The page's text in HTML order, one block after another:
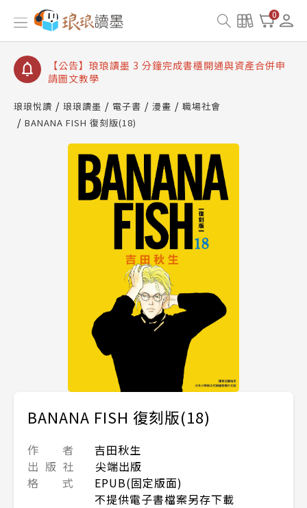
0
【公告】琅琅讀墨數位閱讀資產合併與書櫃開通申請
【公告】琅琅讀墨書櫃開通常見問題
【公告】琅琅讀墨 3 分鐘完成書櫃開通與資產合併申
請圖文教學
查詢
【公告】琅琅讀墨數位閱讀資產合併與書櫃開通申請
琅琅悅讀 琅琅讀墨 電子書 漫畫
職場社會
BANANA FISH 復刻版(18)
BANANA FISH 復刻版(18)
作 者
吉田秋生
出 版 社
尖端出版
格 式
EPUB(固定版面)
不提供電子書檔案另存下載